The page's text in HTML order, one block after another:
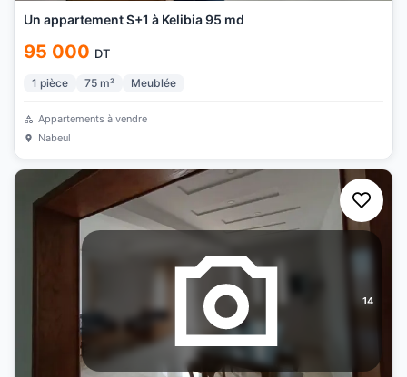
Un appartement S+1 à Kelibia 95 md
95 000 DT
1 pièce 75 m² Meublée
Appartements à vendre
Nabeul
14